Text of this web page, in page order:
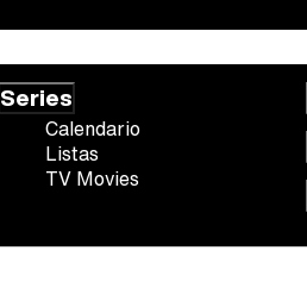
Series
Calendario
Listas
TV Movies